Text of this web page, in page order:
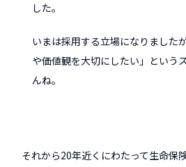
した。
いまは採用する立場になりました
や価値観を大切にしたい」という
んね。
それから20年近くにわたって生命保